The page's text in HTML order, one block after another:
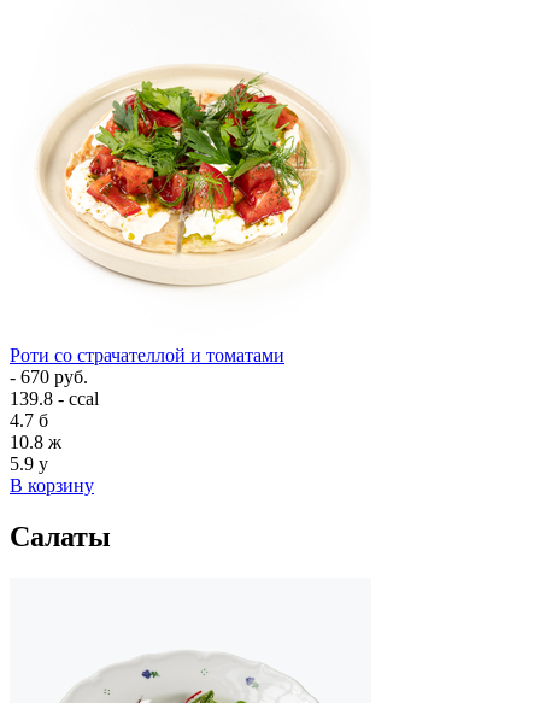
Роти со страчателлой и томатами
- 670 руб.
139.8 - ccal
4.7 б
10.8 ж
5.9 у
В корзину
Салаты